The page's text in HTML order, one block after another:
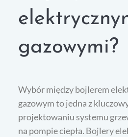
gazowymi?
Wybór między bojlerem
gazowym to jedna z
projektowaniu systemu
na pompie ciepła. Bojlery